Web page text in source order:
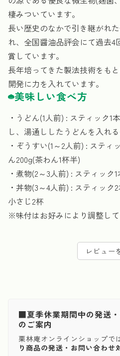
棲みついています。
長い歴史のなかで引き継がれ
れ、全国醤油品評会にて過去4
賞しています。
長年培ってきた製法技術をも
開発に力を入れています。
美味しい食べ方
・うどん(1人前) : スティック1
し、湯通ししたうどんを入れ
・ぞうすい(1～2人前) : ステ
ん200g(茶わん1杯半)
・煮物(2～3人前) : スティック
・丼物(3～4人前) : スティッ
小さじ2杯
※味付はお好みにより調整して
レビュー
■夏季休業期間中の発送
のご案内
栗林庵オンラインショップで
り商品の発送・お問い合わせ